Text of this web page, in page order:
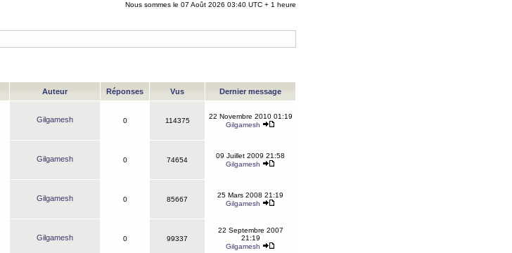
Nous sommes le 07 Août 2026 03:40 UTC + 1 heure
Auteur Réponses Vus Dernier message
Gilgamesh 0 114375
22 Novembre 2010 01:19
Gilgamesh
Gilgamesh 0 74654
09 Juillet 2009 21:58
Gilgamesh
Gilgamesh 0 85667
25 Mars 2008 21:19
Gilgamesh
Gilgamesh 0 99337
22 Septembre 2007
21:19
Gilgamesh